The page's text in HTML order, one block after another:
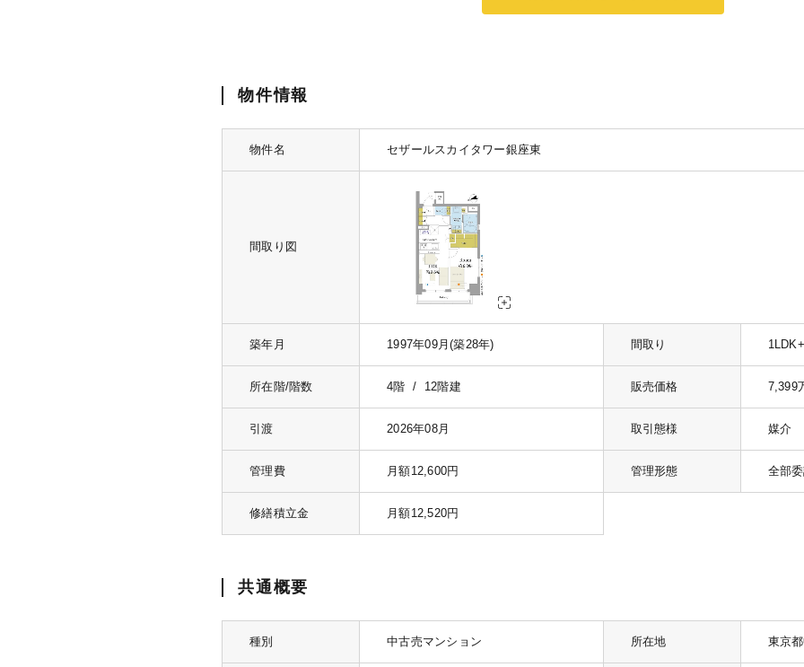
物件情報
物件名 セザールスカイタワー銀座東
間取り図
築年月 1997年09月(築28年) 間取り
所在階/階数 4階 / 12階建 販売価格 7,399
引渡 2026年08月 取引態様 媒介
管理費 月額12,600円 管理形態 全部
修繕積立金 月額12,520円
共通概要
種別 中古売マンション 所在地 東京